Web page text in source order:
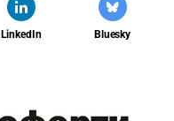
LinkedIn Bluesky